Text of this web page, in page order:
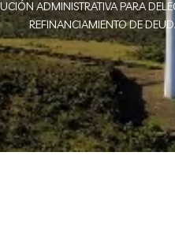
ADMINISTRATIVA PARA
REFINANCIAMIENTO DE